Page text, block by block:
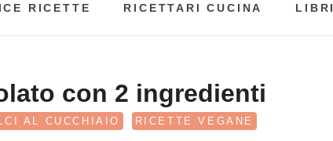
RICETTE RICETTARI CUCINA LIBRI
con 2 ingredienti
AL CUCCHIAIO RICETTE VEGANE